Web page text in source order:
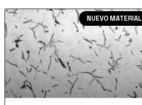
NUEVO MATERIAL